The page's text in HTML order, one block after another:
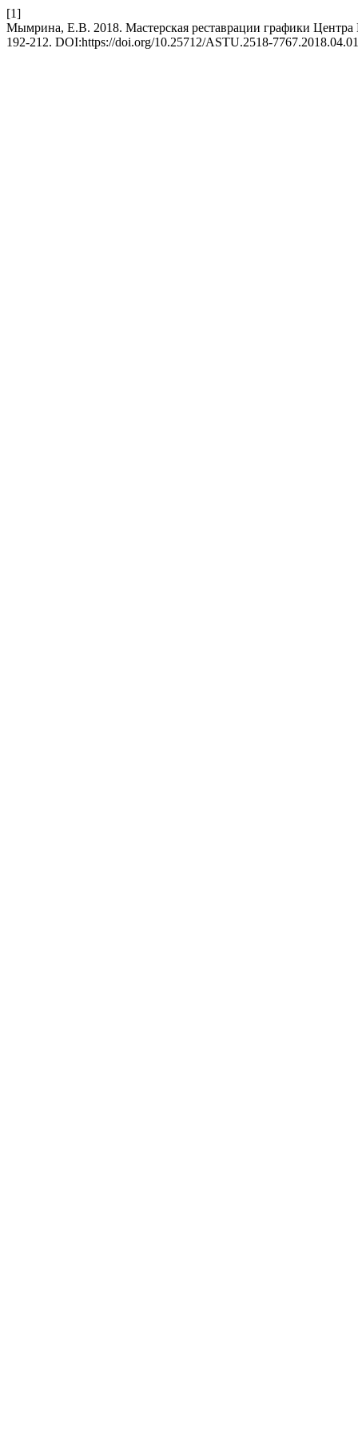
[1]
Мымрина, Е.В. 2018. Мастерская реставрации графики Центра
192-212. DOI:https://doi.org/10.25712/ASTU.2518-